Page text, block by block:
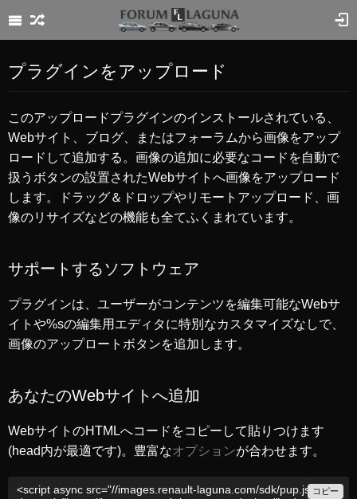
プラグインをアップロード
このアップロードプラグインのインストールされている、
Webサイト、ブログ、またはフォーラムから画像をアップ
ロードして追加する。画像の追加に必要なコードを自動で
扱うボタンの設置されたWebサイトへ画像をアップロード
します。ドラッグ＆ドロップやリモートアップロード、画
像のリサイズなどの機能も全てふくまれています。
サポートするソフトウェア
プラグインは、ユーザーがコンテンツを編集可能なWebサ
イトや%sの編集用エディタに特別なカスタマイズなしで、
画像のアップロートボタンを追加します。
あなたのWebサイトへ追加
WebサイトのHTMLへコードをコピーして貼りつけます
(head内が最適です)。豊富なオプションが合わせます。
コピー